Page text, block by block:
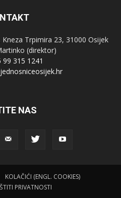
Trpimira 23, 31000 Osijek
(direktor)
99 315 1241
NAS
KOLAČIĆI (ENGL. COOKIES)
PRIVATNOSTI